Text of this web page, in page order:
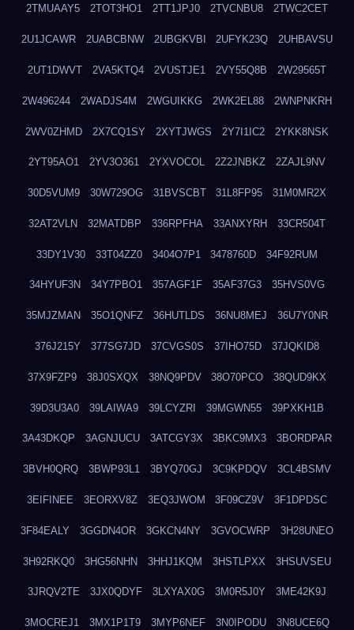
2TMUAAY5 2TOT3HO1 2TT1JPJ0 2TVCNBU8 2TWC2CET
2U1JCAWR 2UABCBNW 2UBGKVBI 2UFYK23Q 2UHBAVSU
2UT1DWVT 2VA5KTQ4 2VUSTJE1 2VY55Q8B 2W29565T
2W496244 2WADJS4M 2WGUIKKG 2WK2EL88 2WNPNKRH
2WV0ZHMD 2X7CQ1SY 2XYTJWGS 2Y7I1IC2 2YKK8NSK
2YT95AO1 2YV3O361 2YXVOCOL 2Z2JNBKZ 2ZAJL9NV
30D5VUM9 30W729OG 31BVSCBT 31L8FP95 31M0MR2X
32AT2VLN 32MATDBP 336RPFHA 33ANXYRH 33CR504T
33DY1V30 33T04ZZ0 3404O7P1 3478760D 34F92RUM
34HYUF3N 34Y7PBO1 357AGF1F 35AF37G3 35HVS0VG
35MJZMAN 35O1QNFZ 36HUTLDS 36NU8MEJ 36U7Y0NR
376J215Y 377SG7JD 37CVGS0S 37IHO75D 37JQKID8
37X9FZP9 38J0SXQX 38NQ9PDV 38O70PCO 38QUD9KX
39D3U3A0 39LAIWA9 39LCYZRI 39MGWN55 39PXKH1B
3A43DKQP 3AGNJUCU 3ATCGY3X 3BKC9MX3 3BORDPAR
3BVH0QRQ 3BWP93L1 3BYQ70GJ 3C9KPDQV 3CL4BSMV
3EIFINEE 3EORXV8Z 3EQ3JWOM 3F09CZ9V 3F1DPDSC
3F84EALY 3GGDN4OR 3GKCN4NY 3GVOCWRP 3H28UNEO
3H92RKQ0 3HG56NHN 3HHJ1KQM 3HSTLPXX 3HSUVSEU
3JRQV2TE 3JX0QDYF 3LXYAX0G 3M0R5J0Y 3ME42K9J
3MOCREJ1 3MX1P1T9 3MYP6NEF 3N0IPODU 3N8UCE6Q